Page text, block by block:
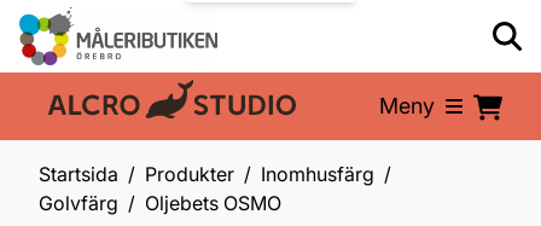
En del av: Meny
Startsida Produkter
Inomhusfärg
Golvfärg
Oljebets OSMO